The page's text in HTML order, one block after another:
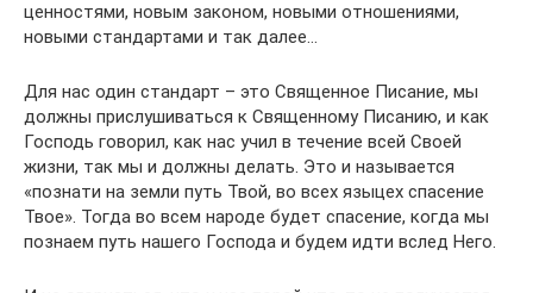
ценностями, новым законом, новыми отношениями,
новыми стандартами и так далее…
Для нас один стандарт – это Священное Писание, мы
должны прислушиваться к Священному Писанию, и как
Господь говорил, как нас учил в течение всей Своей
жизни, так мы и должны делать. Это и называется
«познати на земли путь Твой, во всех языцех спасение
Твое». Тогда во всем народе будет спасение, когда мы
познаем путь нашего Господа и будем идти вслед Него.